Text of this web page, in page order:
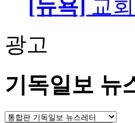
[뉴욕] 교
광고
기독일보 뉴